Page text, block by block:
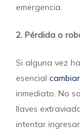
emergencia.
2. Pérdida o
Si alguna vez
esencial
inmediato. No
llaves
intentar